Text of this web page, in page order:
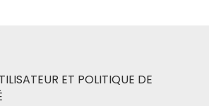
ET POLITIQUE DE